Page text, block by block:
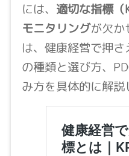
には、 適切な指標
モニタリングが欠か
は、健康経営で押
の種類と選び方、
み方を具体的に解説